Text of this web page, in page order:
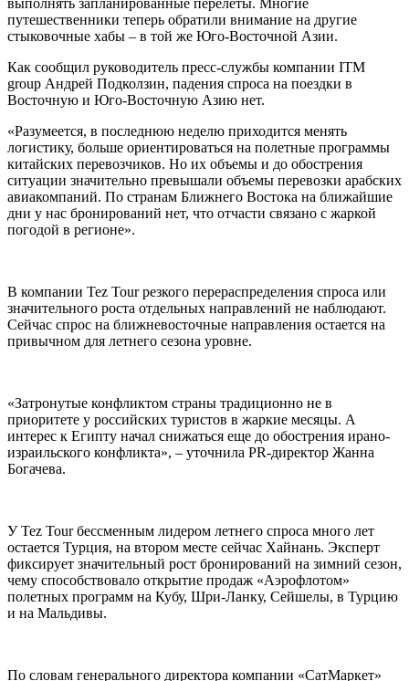
путешественники теперь обратили внимание на другие
стыковочные хабы – в той же Юго-Восточной Азии.
Как сообщил руководитель пресс-службы компании ITM
group Андрей Подколзин, падения спроса на поездки в
Восточную и Юго-Восточную Азию нет.
«Разумеется, в последнюю неделю приходится менять
логистику, больше ориентироваться на полетные программы
китайских перевозчиков. Но их объемы и до обострения
ситуации значительно превышали объемы перевозки арабских
авиакомпаний. По странам Ближнего Востока на ближайшие
дни у нас бронирований нет, что отчасти связано с жаркой
погодой в регионе».
В компании Tez Tour резкого перераспределения спроса или
значительного роста отдельных направлений не наблюдают.
Сейчас спрос на ближневосточные направления остается на
привычном для летнего сезона уровне.
«Затронутые конфликтом страны традиционно не в
приоритете у российских туристов в жаркие месяцы. А
интерес к Египту начал снижаться еще до обострения ирано-
израильского конфликта», – уточнила PR-директор Жанна
Богачева.
У Tez Tour бессменным лидером летнего спроса много лет
остается Турция, на втором месте сейчас Хайнань. Эксперт
фиксирует значительный рост бронирований на зимний сезон,
чему способствовало открытие продаж «Аэрофлотом»
полетных программ на Кубу, Шри-Ланку, Сейшелы, в Турцию
и на Мальдивы.
По словам генерального директора компании «СатМаркет»